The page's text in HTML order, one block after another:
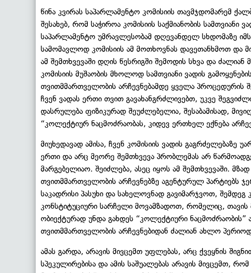
წინა კვირას საპარლამენტო კომისიის თავმჯდომარემ
შესახებ, რომ საჭიროა კომისიის საქმიანობის სამთვიანი
საპარლამენტო უმრავლესობამ დღევანდელ სხდომაზე
სამომავლოდ კომისიის ამ მოთხოვნას დავეთანხმოთ და
ამ შემთხვევაში დღის წესრიგში შემოდის სხვა და
კომისიის მუშაობის მხოლოდ სამთვიანი ვადის
თვითმმართველობის არჩევნებამდე ყველა პროცედურის
ჩვენ ვადას ერთი თვით გავახანგრძლივებთ, უკვე
დასრულება ფიზიკურად შეუძლებელია, შესაბამისად,
“კოლექტიურ ნაცმოძრაობას, კიდევ ერთხელ ექნება
მიუხედავად ამისა, ჩვენ კომისიის ვადის გაგრძელებაზე
ერთი და არც მეორე შემთხვევა პრობლემას არ
მარგებელიაო. შეიძლება, ასეც იყოს ამ შემთხვევაში.
თვითმმართველობის არჩევნებზე აგენტურულ პარტიებს
საკადრისი პასუხი და სახელოვნად გავიმარჯვოთ,
კონსტიტუციური სარჩელი მოვამზადოთ, რომელიც,
ობიექტურად უნდა გახდეს “კოლექტიური
თვითმმართველობის არჩევნებიდან ძალიან ახლო
ამას გარდა, არავის მივცემთ უფლებას, არც ქვეყნის
სპეკულირებისა და ამის საშუალებას არავის მივცემთ,